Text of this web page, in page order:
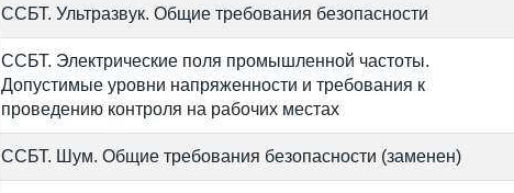
ССБТ. Ультразвук. Общие требования безопасности
ССБТ. Электрические поля промышленной частоты.
Допустимые уровни напряженности и требования к
проведению контроля на рабочих местах
ССБТ. Шум. Общие требования безопасности (заменен)